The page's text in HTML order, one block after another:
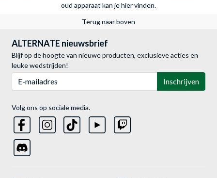
oud apparaat kan je hier vinden.
Terug naar boven
ALTERNATE nieuwsbrief
Blijf op de hoogte van nieuwe producten, exclusieve acties en
leuke wedstrijden!
Inschrijven
Volg ons op sociale media.